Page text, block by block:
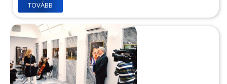
TOVÁBB